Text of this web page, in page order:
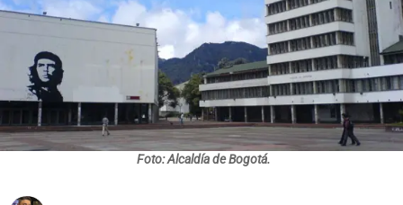
Foto: Alcaldía de Bogotá.